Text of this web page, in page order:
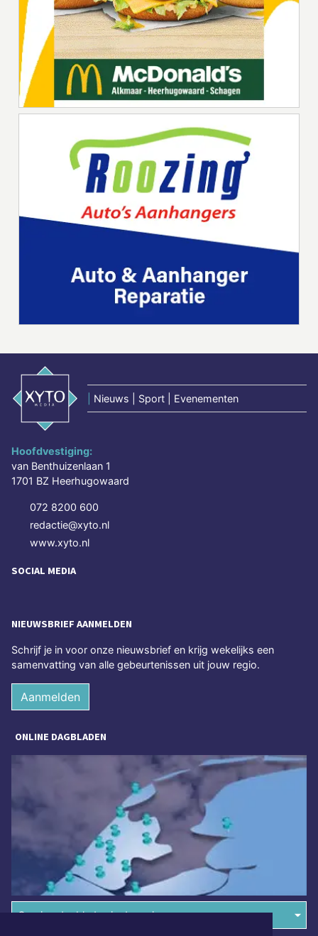
Nieuws | Sport | Evenementen
Hoofdvestiging:
van Benthuizenlaan 1
1701 BZ Heerhugowaard
072 8200 600
redactie@xyto.nl
www.xyto.nl
SOCIAL MEDIA
NIEUWSBRIEF AANMELDEN
Schrijf je in voor onze nieuwsbrief en krijg wekelijks een
samenvatting van alle gebeurtenissen uit jouw regio.
Aanmelden
ONLINE DAGBLADEN
Overige dagbladen in de regio